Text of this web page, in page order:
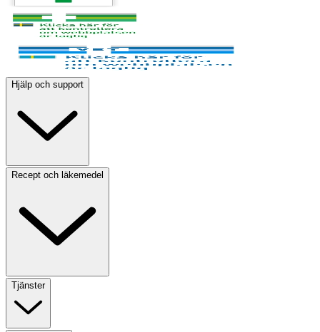
Hjälp och support
Recept och läkemedel
Tjänster